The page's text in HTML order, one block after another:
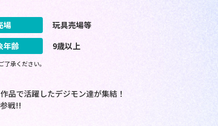
場
玩具売場等
年齢
9歳以上
承ください。
品で活躍したデジモン達が集結！
戦!!